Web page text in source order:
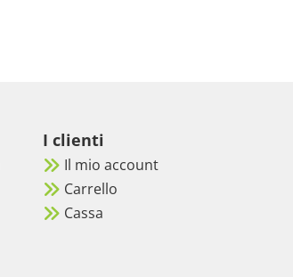
I clienti
Il mio account
Carrello
Cassa